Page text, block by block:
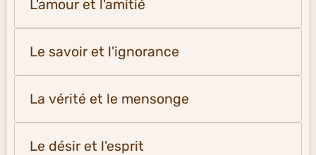
L'amour et l'amitié
Le savoir et l'ignorance
La vérité et le mensonge
Le désir et l'esprit